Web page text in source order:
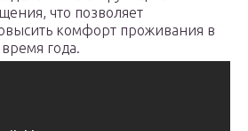
что позволяет
комфорт проживания в
года.